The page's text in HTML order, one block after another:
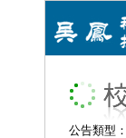
公告類型：